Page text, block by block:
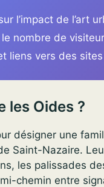
l’impact de l’art
nombre de
liens vers des sites
les Oides ?
désigner une
Saint-Nazaire.
les palissades
chemin entre